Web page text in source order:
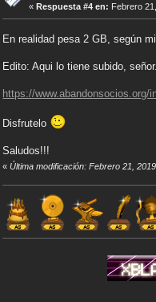
« Respuesta #4 en: Febrero
En realidad pesa 2 GB, según
Edito: Aqui lo tiene subido,
https://www.abandonsocios.org/
Disfrutelo
Saludos!!!
«Última modificación: Febrero 21,